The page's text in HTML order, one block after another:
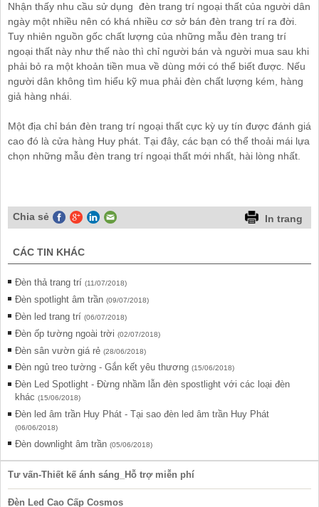
Nhận thấy nhu cầu sử dụng đèn trang trí ngoại thất của người dân
ngày một nhiều nên có khá nhiều cơ sở bán đèn trang trí ra đời.
Tuy nhiên nguồn gốc chất lượng của những mẫu đèn trang trí
ngoại thất này như thế nào thì chỉ người bán và người mua sau khi
phải bỏ ra một khoản tiền mua về dùng mới có thể biết được. Nếu
người dân không tìm hiểu kỹ mua phải đèn chất lượng kém, hàng
giả hàng nhái.
Một địa chỉ bán đèn trang trí ngoại thất cực kỳ uy tín được đánh giá
cao đó là cửa hàng Huy phát. Tại đây, các bạn có thể thoải mái lựa
chọn những mẫu đèn trang trí ngoại thất mới nhất, hài lòng nhất.
Chia sẻ In trang
CÁC TIN KHÁC
Đèn thả trang trí (11/07/2018)
Đèn spotlight âm trần (09/07/2018)
Đèn led trang trí (06/07/2018)
Đèn ốp tường ngoài trời (02/07/2018)
Đèn sân vườn giá rẻ (28/06/2018)
Đèn ngủ treo tường - Gắn kết yêu thương (15/06/2018)
Đèn Led Spotlight - Đừng nhầm lẫn đèn spostlight với các loại đèn
khác (15/06/2018)
Đèn led âm trần Huy Phát - Tại sao đèn led âm trần Huy Phát
(06/06/2018)
Đèn downlight âm trần (05/06/2018)
Tư vấn-Thiết kế ánh sáng_Hỗ trợ miễn phí
Đèn Led Cao Cấp Cosmos